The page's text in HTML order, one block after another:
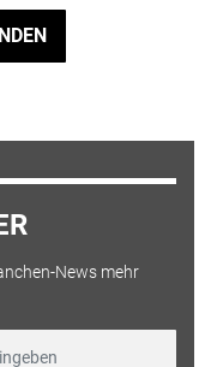
News mehr